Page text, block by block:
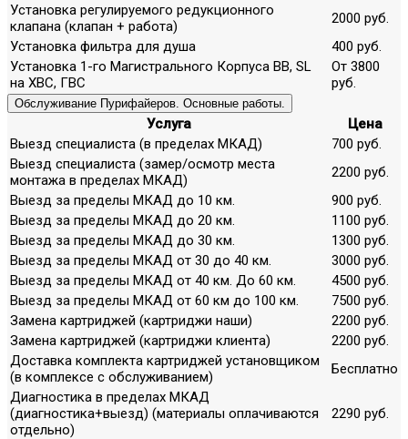
Установка регулируемого редукционного
клапана (клапан + работа)
2000 руб.
Установка фильтра для душа
400 руб.
Установка 1-го Магистрального Корпуса ВВ, SL
на ХВС, ГВС
От 3800
руб.
Обслуживание Пурифайеров. Основные работы.
Услуга
Цена
Выезд специалиста (в пределах МКАД)
700 руб.
Выезд специалиста (замер/осмотр места
монтажа в пределах МКАД)
2200 руб.
Выезд за пределы МКАД до 10 км.
900 руб.
Выезд за пределы МКАД до 20 км.
1100 руб.
Выезд за пределы МКАД до 30 км.
1300 руб.
Выезд за пределы МКАД от 30 до 40 км.
3000 руб.
Выезд за пределы МКАД от 40 км. До 60 км.
4500 руб.
Выезд за пределы МКАД от 60 км до 100 км.
7500 руб.
Замена картриджей (картриджи наши)
2200 руб.
Замена картриджей (картриджи клиента)
2200 руб.
Доставка комплекта картриджей установщиком
(в комплексе с обслуживанием)
Бесплатно
Диагностика в пределах МКАД
(диагностика+выезд) (материалы оплачиваются
отдельно)
2290 руб.